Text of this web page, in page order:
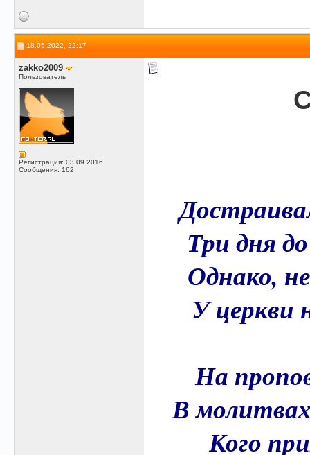
18.05.2022, 22:17
zakko2009
Пользователь
Регистрация: 03.09.2016
Сообщения: 162
Три дня
Однако,
У церкви
На
В
Кого